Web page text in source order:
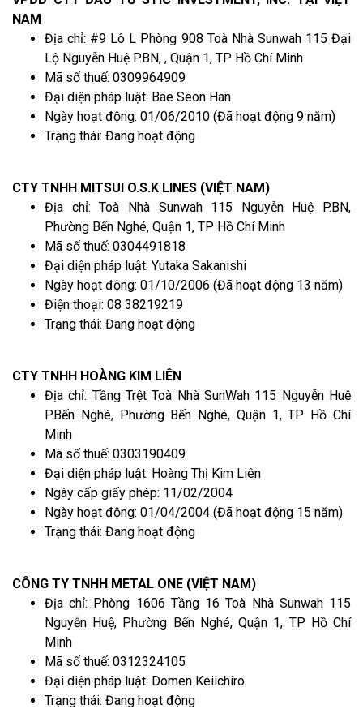
NAM
Địa chỉ: #9 Lô L Phòng 908 Toà Nhà Sunwah 115 Đại
Lộ Nguyễn Huệ P.BN, , Quận 1, TP Hồ Chí Minh
Mã số thuế: 0309964909
Đại diện pháp luật: Bae Seon Han
Ngày hoạt động: 01/06/2010 (Đã hoạt động 9 năm)
Trạng thái: Đang hoạt động
CTY TNHH MITSUI O.S.K LINES (VIỆT NAM)
Địa chỉ: Toà Nhà Sunwah 115 Nguyễn Huệ P.BN,
Phường Bến Nghé, Quận 1, TP Hồ Chí Minh
Mã số thuế: 0304491818
Đại diện pháp luật: Yutaka Sakanishi
Ngày hoạt động: 01/10/2006 (Đã hoạt động 13 năm)
Điện thoại: 08 38219219
Trạng thái: Đang hoạt động
CTY TNHH HOÀNG KIM LIÊN
Địa chỉ: Tầng Trệt Toà Nhà SunWah 115 Nguyễn Huệ
P.Bến Nghé, Phường Bến Nghé, Quận 1, TP Hồ Chí
Minh
Mã số thuế: 0303190409
Đại diện pháp luật: Hoàng Thị Kim Liên
Ngày cấp giấy phép: 11/02/2004
Ngày hoạt động: 01/04/2004 (Đã hoạt động 15 năm)
Trạng thái: Đang hoạt động
CÔNG TY TNHH METAL ONE (VIỆT NAM)
Địa chỉ: Phòng 1606 Tầng 16 Toà Nhà Sunwah 115
Nguyễn Huệ, Phường Bến Nghé, Quận 1, TP Hồ Chí
Minh
Mã số thuế: 0312324105
Đại diện pháp luật: Domen Keiichiro
Trạng thái: Đang hoạt động